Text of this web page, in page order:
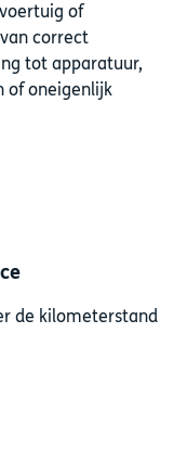
of
correct
tot apparatuur,
of oneigenlijk
de kilometerstand